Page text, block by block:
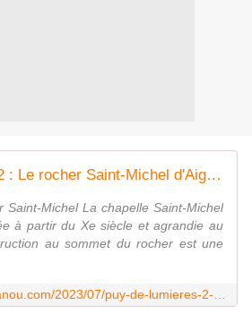
Puy de Lumières 2 : Le rocher Saint-Michel d'Aiguilhe - Dans la Bulle de Manou
Saint-Michel La chapelle Saint-Michel
à partir du Xe siècle et agrandie au
au sommet du rocher est une